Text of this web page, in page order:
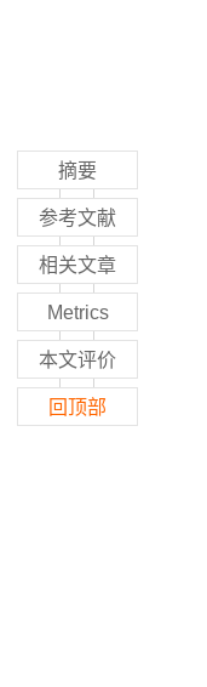
摘要
参考文献
相关文章
Metrics
本文评价
回顶部